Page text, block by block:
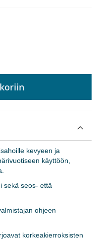
kevyeen ja
käyttöön,
sekä seos- että
ohjeen
korkeakierroksisten